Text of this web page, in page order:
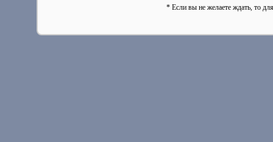
* Если вы не желаете ждать, то